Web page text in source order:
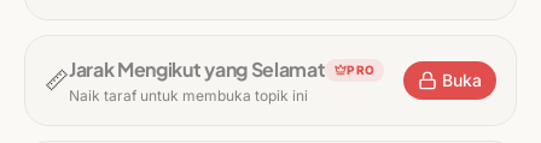
📏Jarak Mengikut yang Selamat PRO
Naik taraf untuk membuka topik ini
Buka